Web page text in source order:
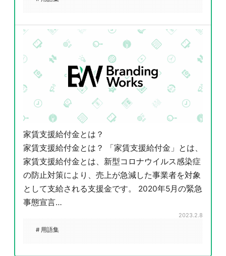
家賃支援給付金とは？
家賃支援給付金とは？ 「家賃支援給付金」とは、
家賃支援給付金とは、新型コロナウイルス感染症
の防止対策により、売上が急減した事業者を対象
として支給される支援金です。 2020年5月の緊急
事態宣言…
2023.2.8
# 用語集